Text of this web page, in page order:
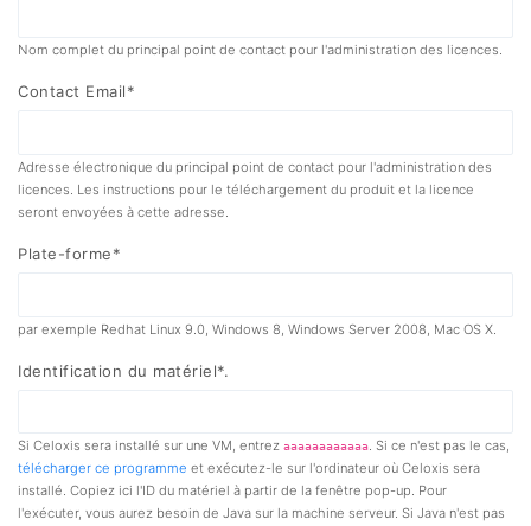
Nom complet du principal point de contact pour l'administration des licences.
Contact Email*
Adresse électronique du principal point de contact pour l'administration des
licences. Les instructions pour le téléchargement du produit et la licence
seront envoyées à cette adresse.
Plate-forme*
par exemple Redhat Linux 9.0, Windows 8, Windows Server 2008, Mac OS X.
Identification du matériel*.
Si Celoxis sera installé sur une VM, entrez aaaaaaaaaaaa. Si ce n'est pas le cas,
télécharger ce programme et exécutez-le sur l'ordinateur où Celoxis sera
installé. Copiez ici l'ID du matériel à partir de la fenêtre pop-up. Pour
l'exécuter, vous aurez besoin de Java sur la machine serveur. Si Java n'est pas